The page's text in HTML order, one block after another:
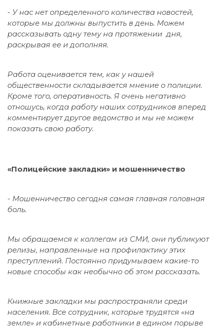
- У нас нет определенного количества новостей,
которые мы должны выпустить в день. Можем
рассказывать одну тему на протяжении дня,
раскрывая ее и дополняя.
Работа оценивается тем, как у нашей
общественности складывается мнение о полиции.
Кроме того, оперативность. Я очень негативно
отношусь, когда работу наших сотрудников вперед
комментирует другое ведомство и мы не можем
показать свою работу.
«Полицейские закладки» и мошенничество
- Мошенничество сегодня самая главная головная
боль.
Мы обращаемся к коллегам из СМИ, они публикуют
релизы, направленные на профилактику этих
преступлений. Постоянно придумываем какие-то
новые способы как необычно об этом рассказать.
Книжные закладки мы распространяли среди
населения. Все сотрудник, которые трудятся «на
земле» и кабинетные работники в едином порыве